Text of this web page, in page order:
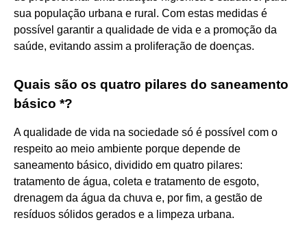
sua população urbana e rural. Com estas medidas é
possível garantir a qualidade de vida e a promoção da
saúde, evitando assim a proliferação de doenças.
Quais são os quatro pilares do saneamento
básico *?
A qualidade de vida na sociedade só é possível com o
respeito ao meio ambiente porque depende de
saneamento básico, dividido em quatro pilares:
tratamento de água, coleta e tratamento de esgoto,
drenagem da água da chuva e, por fim, a gestão de
resíduos sólidos gerados e a limpeza urbana.